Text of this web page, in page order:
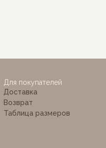
Для покупателей
Доставка
Возврат
Таблица размеров